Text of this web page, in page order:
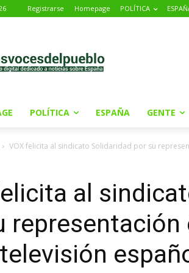
Registrarse Homepage POLÍTICA
POLÍTICA ESPAÑA GENTE
VOX felicita al sindicato Solidaridad por su
al
representación